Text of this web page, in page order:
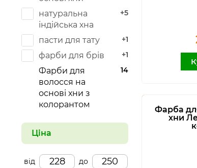
Фарба
хни
+5
натуральна
індійська хна
+1
пасти для тату
+1
фарби для брів
14
Фарби для
волосся на
основі хни з
колорантом
Ціна
від до